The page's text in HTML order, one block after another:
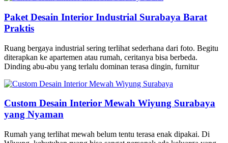
Paket Desain Interior Industrial Surabaya Barat
Praktis
Ruang bergaya industrial sering terlihat sederhana dari foto. Begitu
diterapkan ke apartemen atau rumah, ceritanya bisa berbeda.
Dinding abu-abu yang terlalu dominan terasa dingin, furnitur
Custom Desain Interior Mewah Wiyung Surabaya
yang Nyaman
Rumah yang terlihat mewah belum tentu terasa enak dipakai. Di